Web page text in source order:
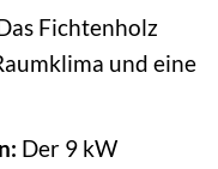
Fichtenholz
und eine
Der 9 kW